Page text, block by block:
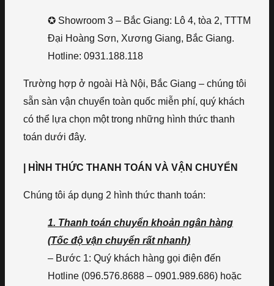
✪ Showroom 3 – Bắc Giang: Lô 4, tòa 2, TTTM
Đại Hoàng Sơn, Xương Giang, Bắc Giang.
Hotline: 0931.188.118
Trường hợp ở ngoài Hà Nội, Bắc Giang – chúng tôi
sẵn sàn vận chuyển toàn quốc miễn phí, quý khách
có thể lựa chọn một trong những hình thức thanh
toán dưới đây.
| HÌNH THỨC THANH TOÁN VÀ VẬN CHUYỂN
Chúng tôi áp dụng 2 hình thức thanh toán:
1. Thanh toán chuyển khoản ngân hàng
(Tốc độ vận chuyển rất nhanh)
– Bước 1: Quý khách hàng gọi điện đến
Hotline (096.576.8688 – 0901.989.686) hoặc